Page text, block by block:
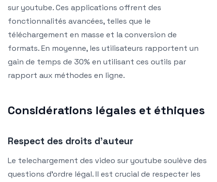
sur youtube. Ces applications offrent des
fonctionnalités avancées, telles que le
téléchargement en masse et la conversion de
formats. En moyenne, les utilisateurs rapportent un
gain de temps de 30% en utilisant ces outils par
rapport aux méthodes en ligne.
Considérations légales et éthiques
Respect des droits d’auteur
Le telechargement des video sur youtube soulève des
questions d’ordre légal. Il est crucial de respecter les